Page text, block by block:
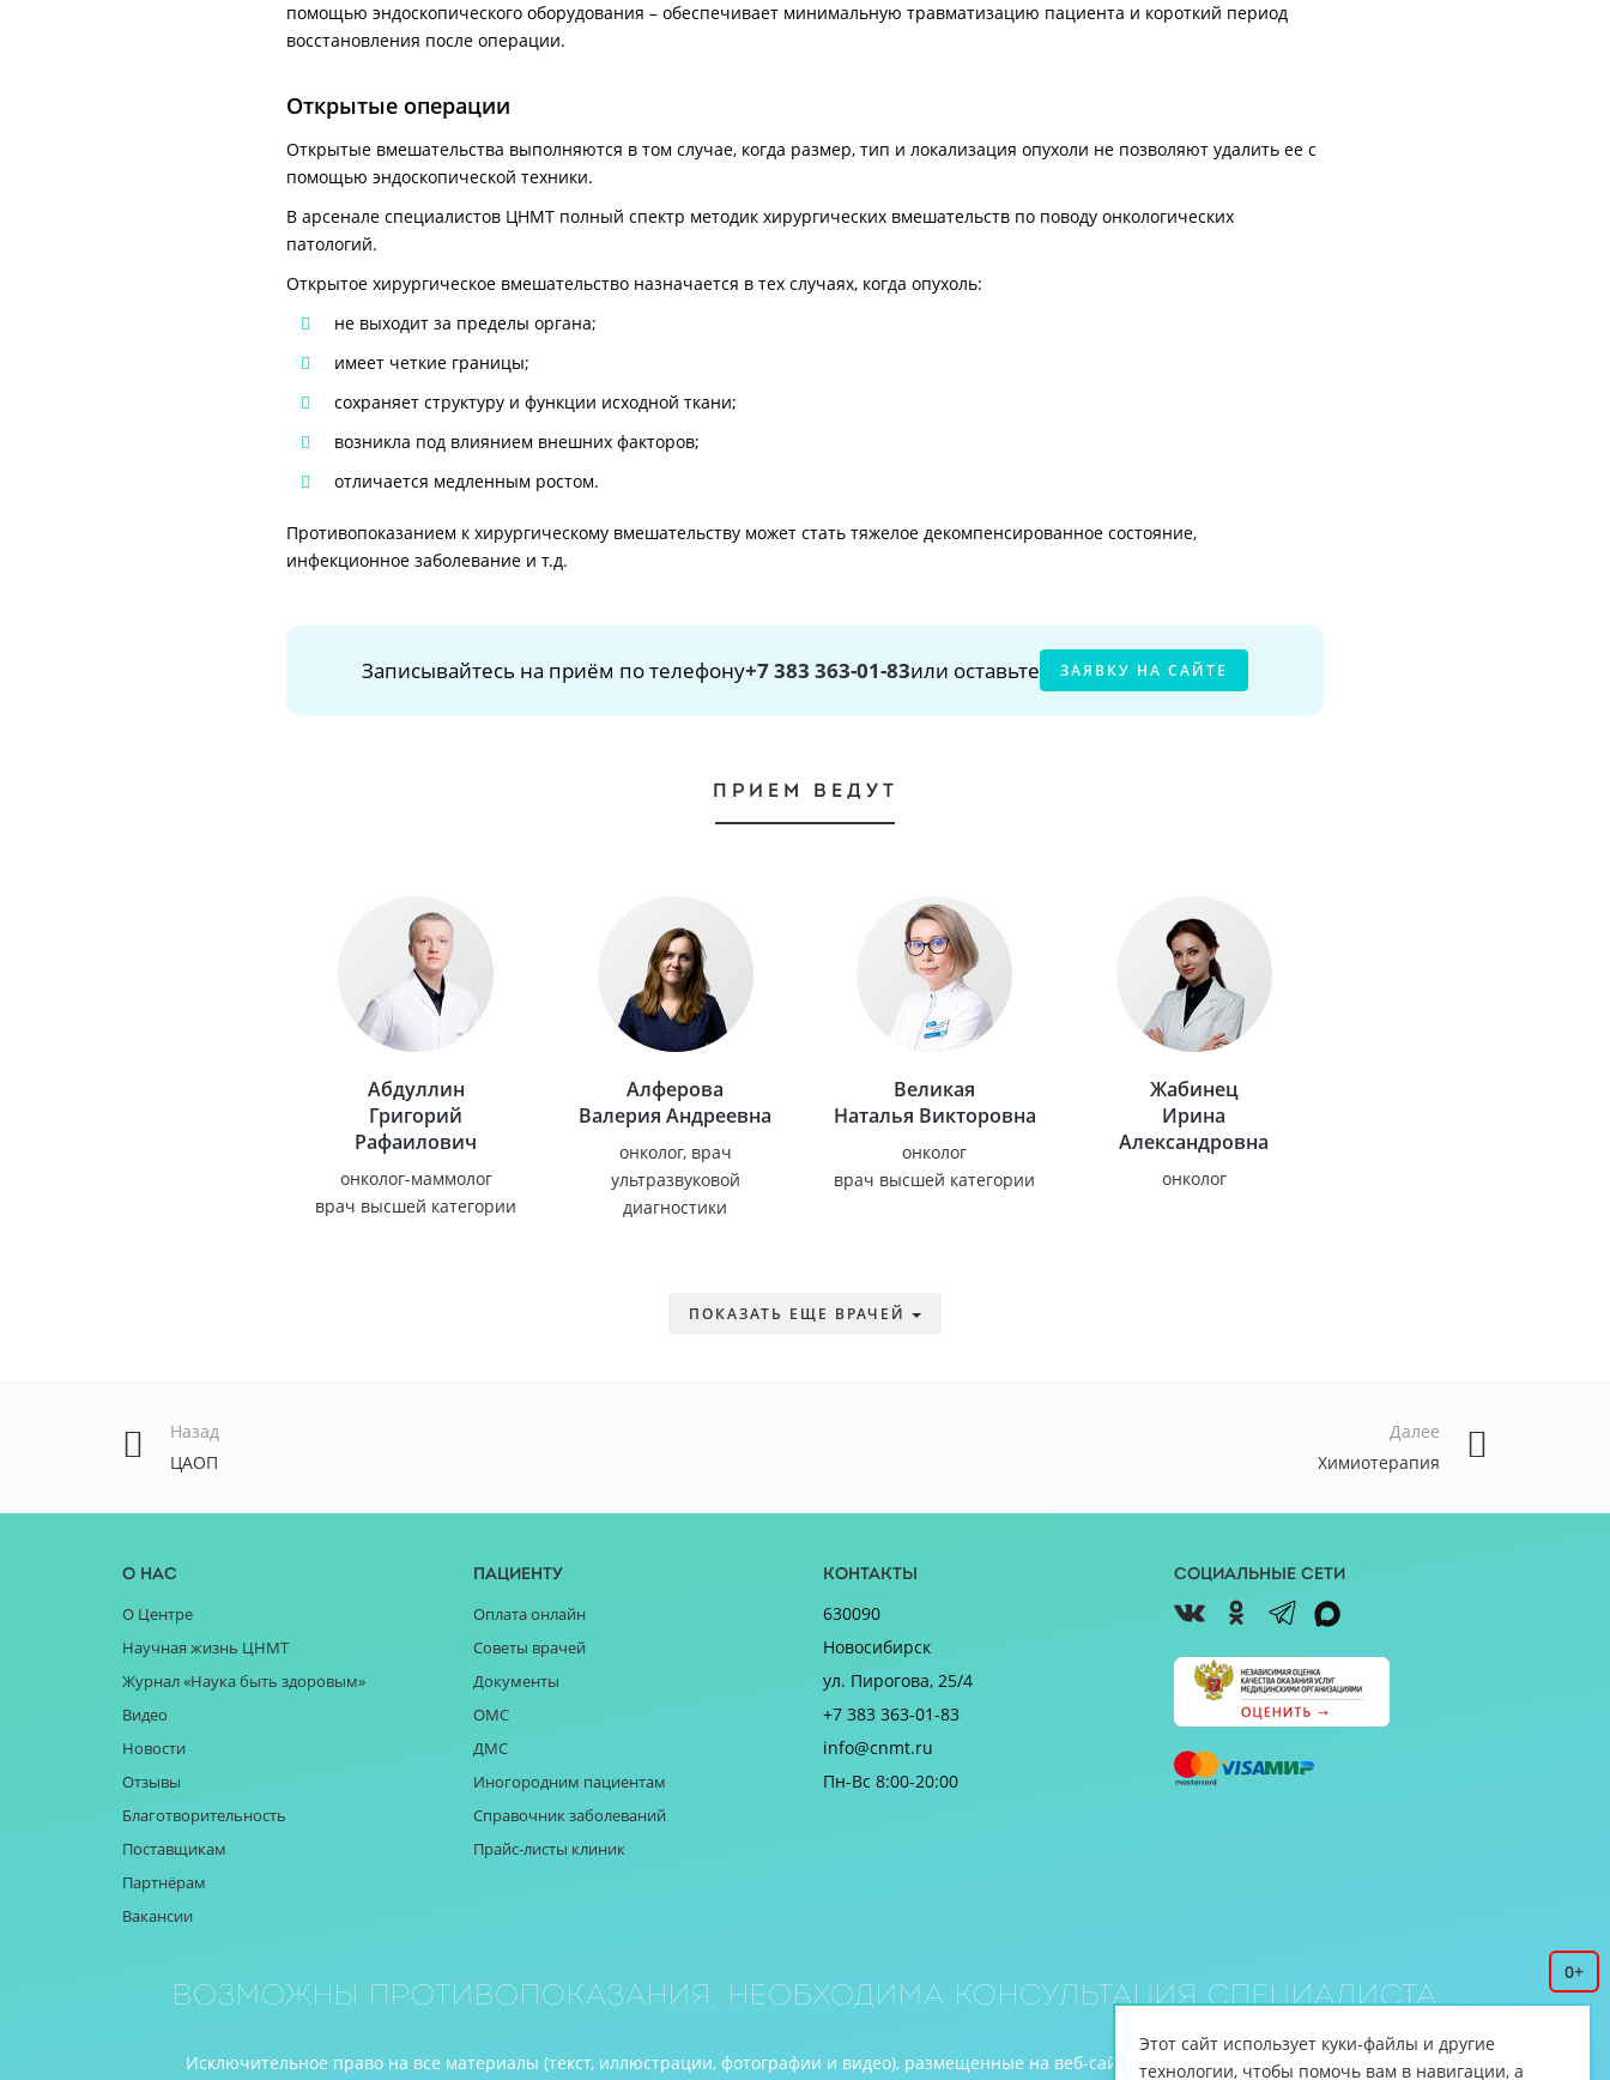
помощью эндоскопического оборудования – обеспечивает минимальную травматизацию пациента и короткий период
восстановления после операции.
Открытые операции
Открытые вмешательства выполняются в том случае, когда размер, тип и локализация опухоли не позволяют удалить ее с
помощью эндоскопической техники.
В арсенале специалистов ЦНМТ полный спектр методик хирургических вмешательств по поводу онкологических
патологий.
Открытое хирургическое вмешательство назначается в тех случаях, когда опухоль:
не выходит за пределы органа;
имеет четкие границы;
сохраняет структуру и функции исходной ткани;
возникла под влиянием внешних факторов;
отличается медленным ростом.
Противопоказанием к хирургическому вмешательству может стать тяжелое декомпенсированное состояние,
инфекционное заболевание и т.д.
Записывайтесь на приём по телефону+7 383 363-01-83или оставьте ЗАЯВКУ НА САЙТЕ
ПРИЕМ ВЕДУТ
Абдуллин
Григорий
Рафаилович
онколог-маммолог
врач высшей категории
Алферова
Валерия Андреевна
онколог, врач
ультразвуковой
диагностики
Великая
Наталья Викторовна
онколог
врач высшей категории
Жабинец
Ирина
Александровна
онколог
ПОКАЗАТЬ ЕЩЕ ВРАЧЕЙ
Назад
ЦАОП
Далее
Химиотерапия
О нас
О Центре
Научная жизнь ЦНМТ
Журнал «Наука быть здоровым»
Видео
Новости
Отзывы
Благотворительность
Поставщикам
Партнёрам
Вакансии
Пациенту
Оплата онлайн
Советы врачей
Документы
ОМС
ДМС
Иногородним пациентам
Справочник заболеваний
Прайс-листы клиник
Контакты
630090
Новосибирск
ул. Пирогова, 25/4
+7 383 363-01-83
info@cnmt.ru
Пн-Вс 8:00-20:00
Социальные сети
0+
Возможны противопоказания. Необходима консультация специалиста
Исключительное право на все материалы (текст, иллюстрации, фотографии и видео), размещенные на веб-сайте www.cnmt.ru, принадлежит ЦНМТ.
Этот сайт использует куки-файлы и другие
технологии, чтобы помочь вам в навигации, а